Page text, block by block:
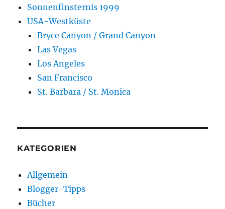
Sonnenfinsternis 1999
USA-Westküste
Bryce Canyon / Grand Canyon
Las Vegas
Los Angeles
San Francisco
St. Barbara / St. Monica
KATEGORIEN
Allgemein
Blogger-Tipps
Bücher